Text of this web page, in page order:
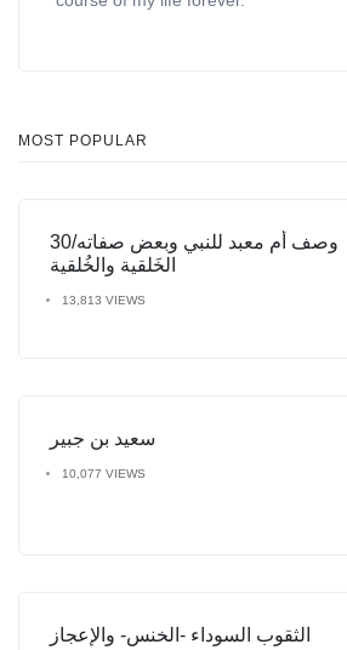
MOST POPULAR
30/وصف أم معبد للنبي وبعض صفاته
الخَلقية والخُلقية
13,813 VIEWS
سعيد بن جبير
10,077 VIEWS
الثقوب السوداء -الخنس- والإعجاز